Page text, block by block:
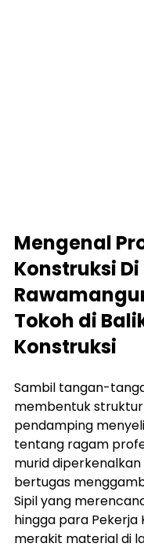
Mengenal
Konstruksi
Tokoh di
Konstruksi
Sambil tangan-
membentuk
pendamping
tentang ragam
murid
bertugas
Sipil yang
hingga para Pekerja
merakit material di